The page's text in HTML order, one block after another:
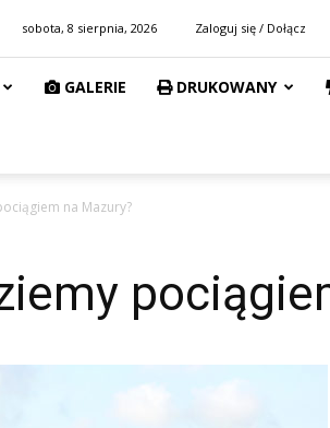
sobota, 8 sierpnia, 2026 Zaloguj się / Dołącz
GALERIE DRUKOWANY
na Mazury?